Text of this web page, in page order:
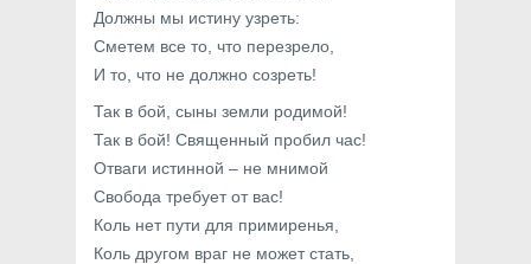
Должны мы истину узреть:
Сметем все то, что перезрело,
И то, что не должно созреть!
Так в бой, сыны земли родимой!
Так в бой! Священный пробил час!
Отваги истинной – не мнимой
Свобода требует от вас!
Коль нет пути для примиренья,
Коль другом враг не может стать,